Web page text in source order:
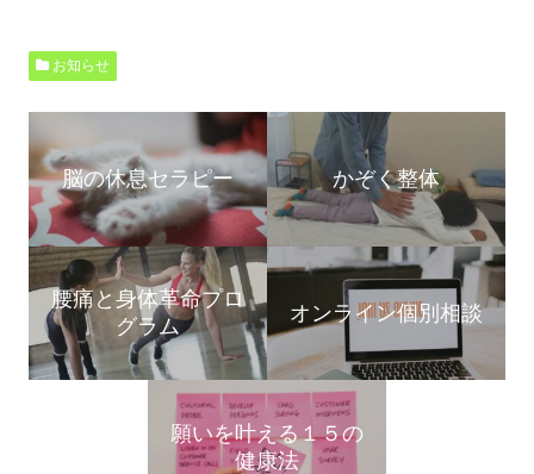
お知らせ
脳の休息セラピー かぞく整体
腰痛と身体革命プロ
グラム
オンライン個別相談
願いを叶える１５の
健康法